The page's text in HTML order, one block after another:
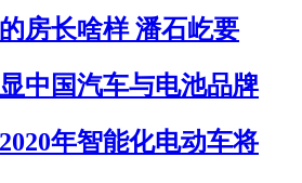
房长啥样 潘石屹要
中国汽车与电池品牌
年智能化电动车将